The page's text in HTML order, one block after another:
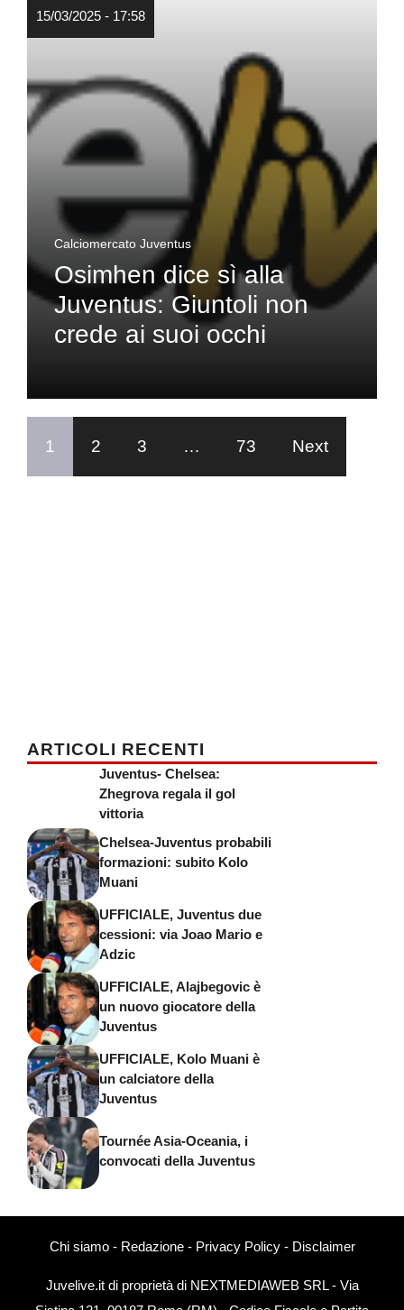
15/03/2025 - 17:58
Calciomercato Juventus
Osimhen dice sì alla
Juventus: Giuntoli non
crede ai suoi occhi
1 2 3 … 73 Next
ARTICOLI RECENTI
Juventus- Chelsea:
Zhegrova regala il gol
vittoria
Chelsea-Juventus probabili
formazioni: subito Kolo
Muani
UFFICIALE, Juventus due
cessioni: via Joao Mario e
Adzic
UFFICIALE, Alajbegovic è
un nuovo giocatore della
Juventus
UFFICIALE, Kolo Muani è
un calciatore della
Juventus
Tournée Asia-Oceania, i
convocati della Juventus
Chi siamo- Redazione- Privacy Policy- Disclaimer
Juvelive.it di proprietà di NEXTMEDIAWEB SRL - Via